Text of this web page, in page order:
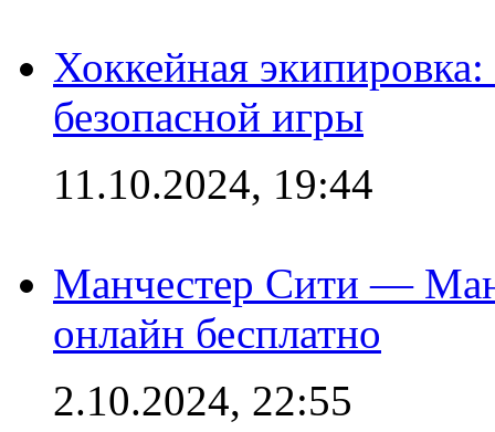
Хоккейная
безопасной игры
11.10.2024, 19:44
Манчестер Сити —
онлайн бесплатно
2.10.2024, 22:55